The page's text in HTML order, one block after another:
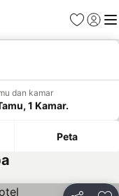
FavoritLogin
dan kamar
1 Kamar.
Peta